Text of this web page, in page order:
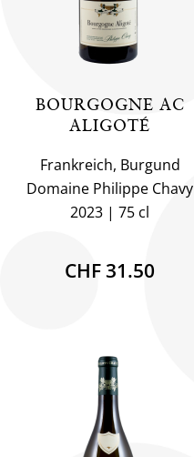
BOURGOGNE AC
ALIGOTÉ
Frankreich, Burgund
Domaine Philippe Chavy
2023
75 cl
CHF 31.50